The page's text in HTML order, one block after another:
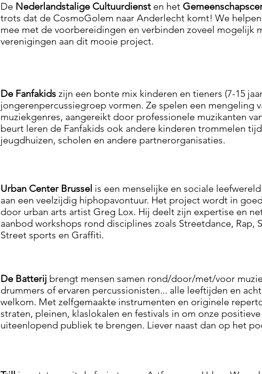
De Nederlandstalige Cultuurdienst en het
trots dat de CosmoGolem naar Anderlecht komt! We
mee met de voorbereidingen en verbinden zoveel mogelijk
verenigingen aan dit mooie project.
De Fanfakids zijn een bonte mix kinderen en tieners (7-15
jongerenpercussiegroep vormen. Ze spelen een mengeling
muziekgenres, aangereikt door professionele muzikanten
beurt leren de Fanfakids ook andere kinderen trommelen
jeugdhuizen, scholen en andere partnerorganisaties.
Urban Center Brussel is een menselijke en sociale
aan een veelzijdig hiphopavontuur. Het project wordt in
door urban arts artist Greg Lox. Hij deelt zijn expertise en
aanbod workshops rond disciplines zoals Streetdance, Rap,
Street sports en Graffiti.
De Batterij brengt mensen samen rond/door/met/voor
drummers of ervaren percussionisten... alle leeftijden en
welkom. Met zelfgemaakte instrumenten en originele
straten, pleinen, klaslokalen en festivals in om onze
uiteenlopend publiek te brengen. Liever naast dan op het